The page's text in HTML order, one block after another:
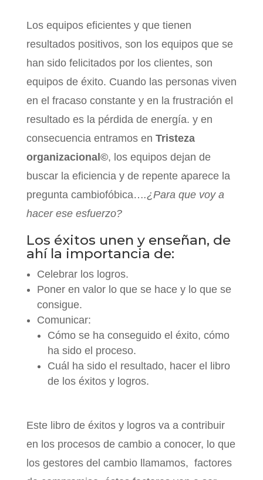
Los equipos eficientes y que tienen
resultados positivos, son los equipos que se
han sido felicitados por los clientes, son
equipos de éxito. Cuando las personas viven
en el fracaso constante y en la frustración el
resultado es la pérdida de energía. y en
consecuencia entramos en Tristeza
organizacional©, los equipos dejan de
buscar la eficiencia y de repente aparece la
pregunta cambiofóbica….¿Para que voy a
hacer ese esfuerzo?
Los éxitos unen y enseñan, de
ahí la importancia de:
Celebrar los logros.
Poner en valor lo que se hace y lo que se
consigue.
Comunicar:
Cómo se ha conseguido el éxito, cómo
ha sido el proceso.
Cuál ha sido el resultado, hacer el libro
de los éxitos y logros.
Este libro de éxitos y logros va a contribuir
en los procesos de cambio a conocer, lo que
los gestores del cambio llamamos, factores